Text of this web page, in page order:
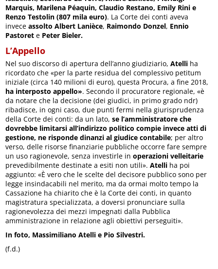
Marquis, Marilena Péaquin, Claudio Restano, Emily Rini e
Renzo Testolin (807 mila euro). La Corte dei conti aveva
inveceassolto Albert Lanièce, Raimondo Donzel, Ennio
Pastoret e Peter Bieler.
L’Appello
Nel suo discorso di apertura dell’anno giudiziario, Atelli ha
ricordato che «per la parte residua del complessivo petitum
iniziale (circa 140 milioni di euro), questa Procura, a fine 2018,
ha interposto appello». Secondo il procuratore regionale, «è
da notare che la decisione (dei giudici, in primo grado ndr)
ribadisce, in ogni caso, due punti fermi nella giurisprudenza
della Corte dei conti: da un lato, se l’amministratore che
dovrebbe limitarsi all’indirizzo politico compie invece atti di
gestione, ne risponde dinanzi al giudice contabile; per altro
verso, delle risorse finanziarie pubbliche occorre fare sempre
un uso ragionevole, senza investirle inoperazioni velleitarie
prevedibilmente destinate a esiti non utili».Atelli ha poi
aggiunto: «È vero che le scelte del decisore pubblico sono per
legge insindacabili nel merito, ma da ormai molto tempo la
Cassazione ha chiarito che è la Corte dei conti, in quanto
magistratura specializzata, a doversi pronunciare sulla
ragionevolezza dei mezzi impegnati dalla Pubblica
amministrazione in relazione agli obiettivi perseguiti».
In foto, Massimiliano Atelli e Pio Silvestri.
(f.d.)